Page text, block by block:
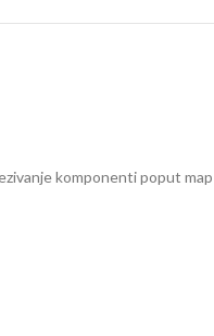
komponenti poput